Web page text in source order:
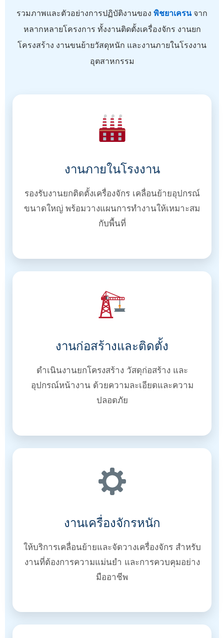
รวมภาพและตัวอย่างการปฏิบัติงานของ พิชยาเครนจาก
หลากหลายโครงการ ทั้งงานติดตั้งเครื่องจักร งานยก
โครงสร้าง งานขนย้ายวัสดุหนัก และงานภายในโรงงาน
อุตสาหกรรม
งานภายในโรงงาน
รองรับงานยกติดตั้งเครื่องจักร เคลื่อนย้ายอุปกรณ์
ขนาดใหญ่ พร้อมวางแผนการทำงานให้เหมาะสม
กับพื้นที่
งานก่อสร้างและติดตั้ง
ดำเนินงานยกโครงสร้าง วัสดุก่อสร้าง และ
อุปกรณ์หน้างาน ด้วยความละเอียดและความ
ปลอดภัย
งานเครื่องจักรหนัก
ให้บริการเคลื่อนย้ายและจัดวางเครื่องจักร สำหรับ
งานที่ต้องการความแม่นยำ และการควบคุมอย่าง
มืออาชีพ